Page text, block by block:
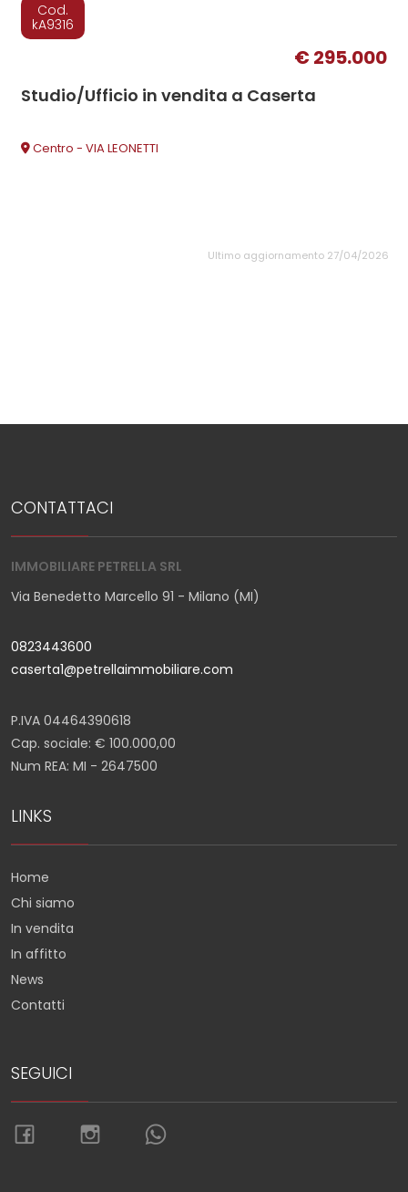
Cod.
kA9316
€ 295.000
Studio/Ufficio in vendita a Caserta
Centro - VIA LEONETTI
Ultimo aggiornamento 27/04/2026
CONTATTACI
IMMOBILIARE PETRELLA SRL
Via Benedetto Marcello 91 - Milano (MI)
0823443600
caserta1@petrellaimmobiliare.com
P.IVA 04464390618
Cap. sociale: € 100.000,00
Num REA: MI - 2647500
LINKS
Home
Chi siamo
In vendita
In affitto
News
Contatti
SEGUICI